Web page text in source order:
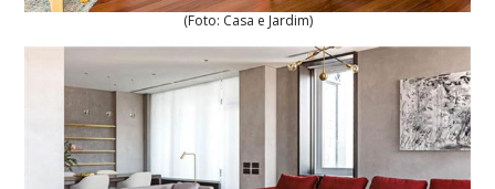
(Foto: Casa e Jardim)